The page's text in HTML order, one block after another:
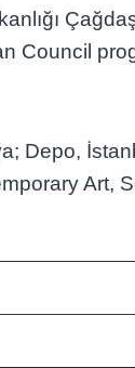
Council
Depo,
Art,